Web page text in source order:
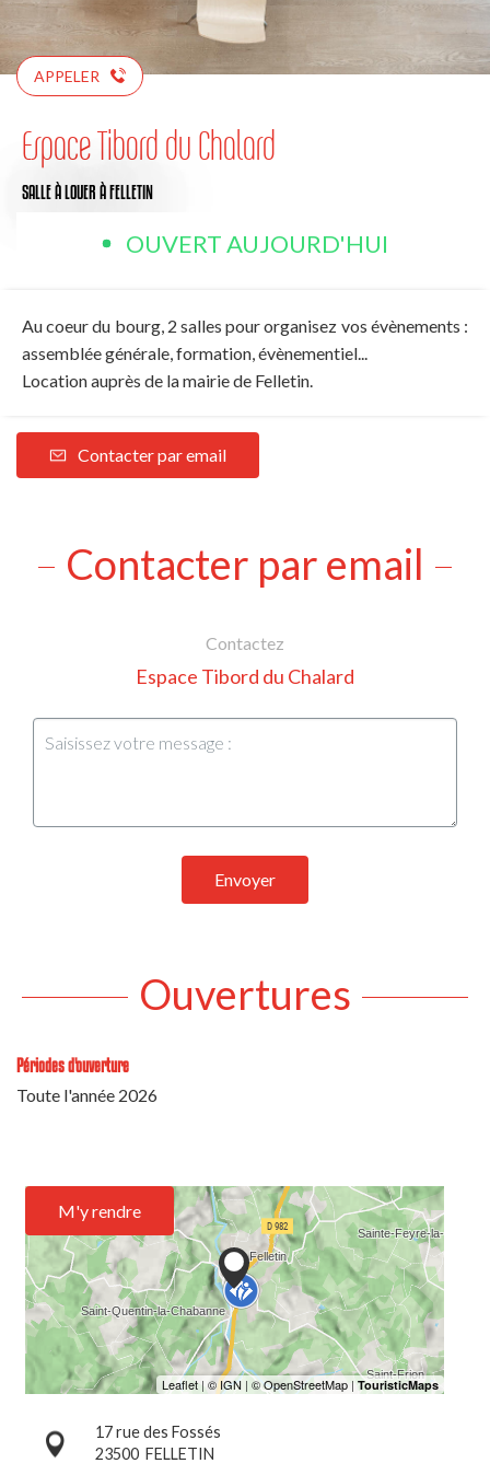
APPELER
Espace Tibord du Chalard
SALLE À LOUER À FELLETIN
OUVERT AUJOURD'HUI
Au coeur du bourg, 2 salles pour organisez vos évènements :
assemblée générale, formation, évènementiel...
Location auprès de la mairie de Felletin.
Contacter par email
Contacter par email
Contactez
Espace Tibord du Chalard
Envoyer
Ouvertures
Périodes d'ouverture
Toute l'année 2026
M'y rendre
17 rue des Fossés
23500 FELLETIN